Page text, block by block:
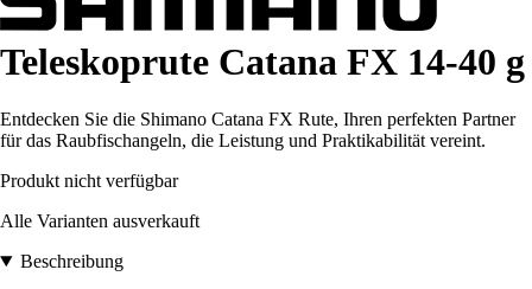
Teleskoprute Catana FX 14-40 g
Entdecken Sie die Shimano Catana FX Rute, Ihren perfekten Partner
für das Raubfischangeln, die Leistung und Praktikabilität vereint.
Produkt nicht verfügbar
Alle Varianten ausverkauft
Beschreibung